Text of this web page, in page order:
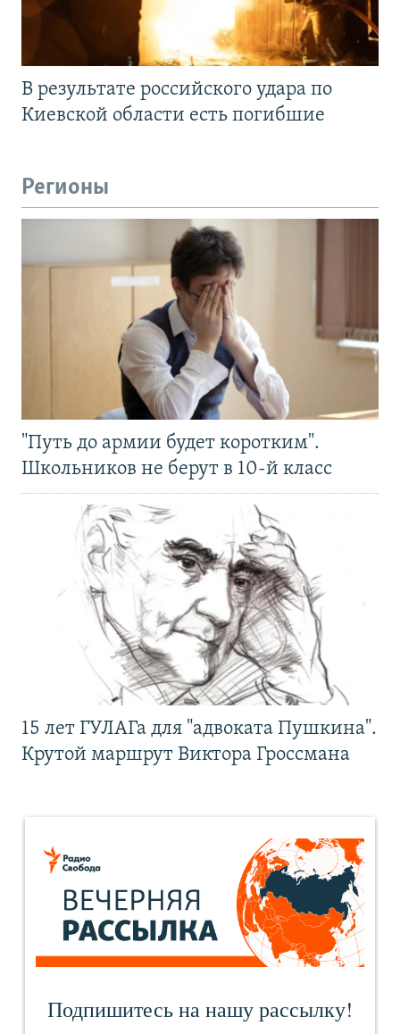
В результате российского удара по
Киевской области есть погибшие
Регионы
"Путь до армии будет коротким".
Школьников не берут в 10-й класс
15 лет ГУЛАГа для "адвоката Пушкина".
Крутой маршрут Виктора Гроссмана